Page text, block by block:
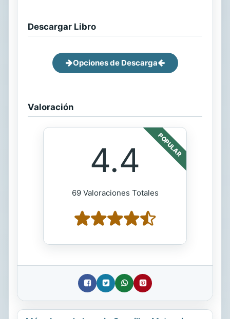
Descargar Libro
Opciones de Descarga
Valoración
POPULAR
4.4
69 Valoraciones Totales